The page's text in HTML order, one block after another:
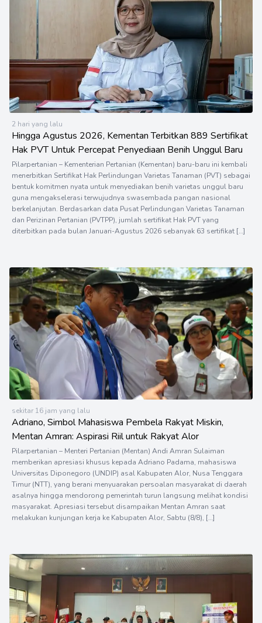
2 hari yang lalu
Hingga Agustus 2026, Kementan Terbitkan 889 Sertifikat
Hak PVT Untuk Percepat Penyediaan Benih Unggul Baru
Pilarpertanian – Kementerian Pertanian (Kementan) baru-baru ini kembali
menerbitkan Sertifikat Hak Perlindungan Varietas Tanaman (PVT) sebagai
bentuk komitmen nyata untuk menyediakan benih varietas unggul baru
guna mengakselerasi terwujudnya swasembada pangan nasional
berkelanjutan. Berdasarkan data Pusat Perlindungan Varietas Tanaman
dan Perizinan Pertanian (PVTPP), jumlah sertifikat Hak PVT yang
diterbitkan pada bulan Januari-Agustus 2026 sebanyak 63 sertifikat […]
sekitar 16 jam yang lalu
Adriano, Simbol Mahasiswa Pembela Rakyat Miskin,
Mentan Amran: Aspirasi Riil untuk Rakyat Alor
Pilarpertanian – Menteri Pertanian (Mentan) Andi Amran Sulaiman
memberikan apresiasi khusus kepada Adriano Padama, mahasiswa
Universitas Diponegoro (UNDIP) asal Kabupaten Alor, Nusa Tenggara
Timur (NTT), yang berani menyuarakan persoalan masyarakat di daerah
asalnya hingga mendorong pemerintah turun langsung melihat kondisi
masyarakat. Apresiasi tersebut disampaikan Mentan Amran saat
melakukan kunjungan kerja ke Kabupaten Alor, Sabtu (8/8), […]